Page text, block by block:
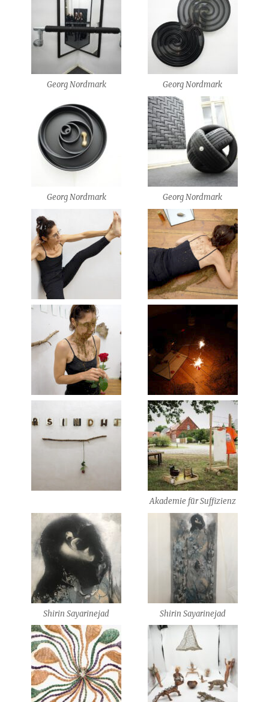
Georg Nordmark Georg Nordmark
Georg Nordmark Georg Nordmark
Akademie für Suffizienz
Shirin Sayarinejad Shirin Sayarinejad